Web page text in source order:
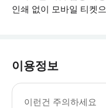
인쇄 없이 모바일 티켓
이용정보
이런건 주의하세요